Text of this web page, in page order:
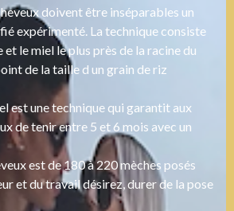
doivent être inséparables un
expérimenté. La technique consiste
le miel le plus près de la racine du
de la taille d un grain de riz
est une technique qui garantit aux
de tenir entre 5 et 6 mois avec un
est de 180 à 220 mèches posés
et du travail désirez, durer de la pose